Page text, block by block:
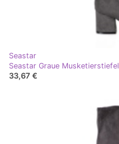
Seastar
Seastar Graue Musketierstiefel
33,67 €